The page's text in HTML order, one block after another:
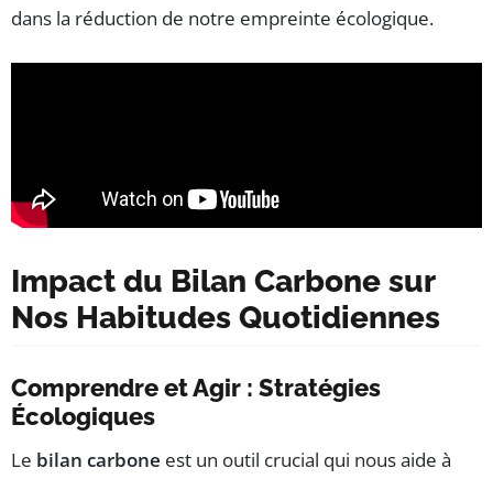
dans la réduction de notre empreinte écologique.
Impact du Bilan Carbone sur
Nos Habitudes Quotidiennes
Comprendre et Agir : Stratégies
Écologiques
Le bilan carbone est un outil crucial qui nous aide à